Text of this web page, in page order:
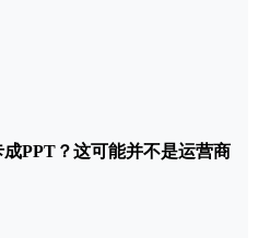
PPT？这可能并不是运营商